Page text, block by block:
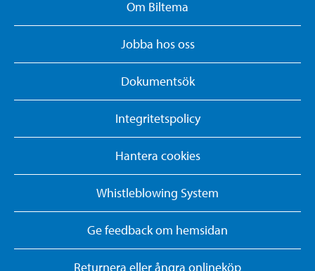
Om Biltema
Jobba hos oss
Dokumentsök
Integritetspolicy
Hantera cookies
Whistleblowing System
Ge feedback om hemsidan
Returnera eller ångra onlineköp